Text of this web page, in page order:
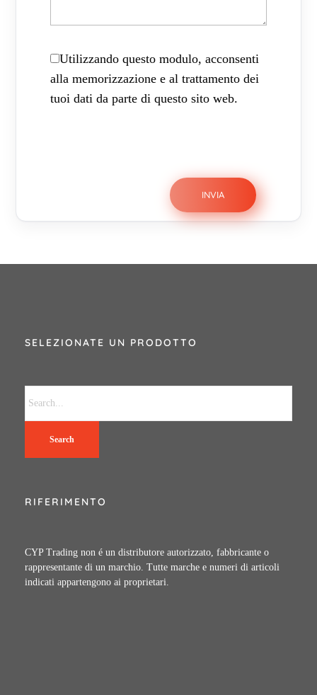
Utilizzando questo modulo, acconsenti
alla memorizzazione e al trattamento dei
tuoi dati da parte di questo sito web.
SELEZIONATE UN PRODOTTO
Search
RIFERIMENTO
CYP Trading non é un distributore autorizzato, fabbricante o
rappresentante di un marchio. Tutte marche e numeri di articoli
indicati appartengono ai proprietari.